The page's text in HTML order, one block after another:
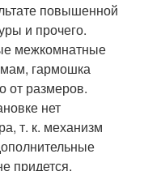
повышенной
и прочего.
межкомнатные
гармошка
от размеров.
нет
т. к. механизм
придется.